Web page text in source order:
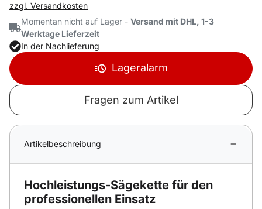
zzgl. Versandkosten
Momentan nicht auf Lager - Versand mit DHL, 1-3
Werktage Lieferzeit
In der Nachlieferung
Lageralarm
Fragen zum Artikel
Artikelbeschreibung
Hochleistungs-Sägekette für den
professionellen Einsatz